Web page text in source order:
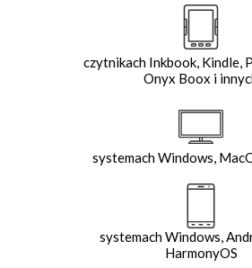
czytnikach Inkbook, Kindle,
Onyx Boox i
systemach Windows,
systemach Windows,
HarmonyOS